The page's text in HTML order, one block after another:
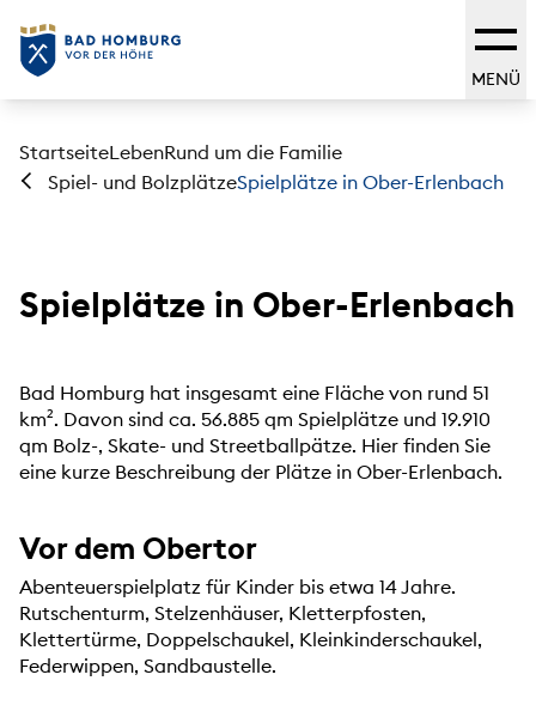
MENÜ
StartseiteLebenRund um die Familie
Spiel- und BolzplätzeSpielplätze in Ober-Erlenbach
Spielplätze in Ober-Erlenbach
Bad Homburg hat insgesamt eine Fläche von rund 51
km². Davon sind ca. 56.885 qm Spielplätze und 19.910
qm Bolz-, Skate- und Streetballpätze. Hier finden Sie
eine kurze Beschreibung der Plätze in Ober-Erlenbach.
Vor dem Obertor
Abenteuerspielplatz für Kinder bis etwa 14 Jahre.
Rutschenturm, Stelzenhäuser, Kletterpfosten,
Klettertürme, Doppelschaukel, Kleinkinderschaukel,
Federwippen, Sandbaustelle.